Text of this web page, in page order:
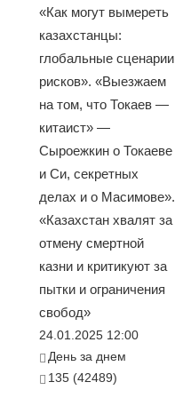
«Как могут вымереть
казахстанцы:
глобальные сценарии
рисков». «Выезжаем
на том, что Токаев —
китаист» —
Сыроежкин о Токаеве
и Си, секретных
делах и о Масимове».
«Казахстан хвалят за
отмену смертной
казни и критикуют за
пытки и ограничения
свобод»
24.01.2025 12:00
День за днем
135 (42489)